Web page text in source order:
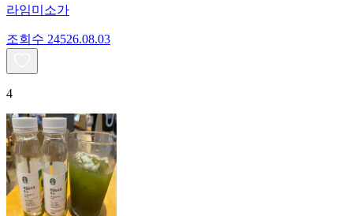
라임미소가
조회수 24526.08.03
4